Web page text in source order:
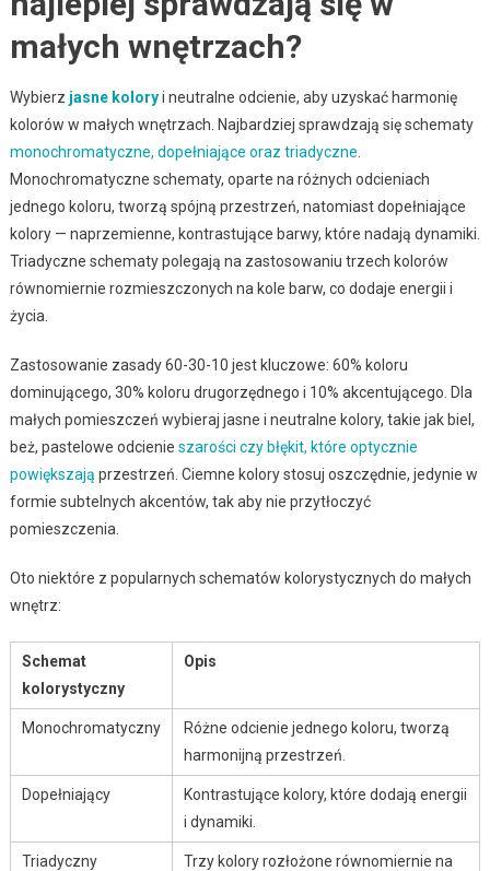
małych wnętrzach?
Wybierz jasne koloryi neutralne odcienie, aby uzyskać harmonię
kolorów w małych wnętrzach. Najbardziej sprawdzają się schematy
monochromatyczne, dopełniające oraz triadyczne
Monochromatyczne schematy, oparte na różnych odcieniach
jednego koloru, tworzą spójną przestrzeń, natomiast dopełniające
kolory — naprzemienne, kontrastujące barwy, które nadają dynamiki.
Triadyczne schematy polegają na zastosowaniu trzech kolorów
równomiernie rozmieszczonych na kole barw, co dodaje energii i
życia.
Zastosowanie zasady 60-30-10 jest kluczowe: 60% koloru
dominującego, 30% koloru drugorzędnego i 10% akcentującego. Dla
małych pomieszczeń wybieraj jasne i neutralne kolory, takie jak biel,
beż, pastelowe odcienie szarości czy błękit, które optycznie
powiększają przestrzeń. Ciemne kolory stosuj oszczędnie, jedynie w
formie subtelnych akcentów, tak aby nie przytłoczyć
pomieszczenia.
Oto niektóre z popularnych schematów kolorystycznych do małych
wnętrz:
Schemat
kolorystyczny
Opis
Monochromatyczny
Różne odcienie jednego koloru, tworzą
harmonijną przestrzeń.
Dopełniający
Kontrastujące kolory, które dodają energii
i dynamiki.
Triadyczny
Trzy kolory rozłożone równomiernie na